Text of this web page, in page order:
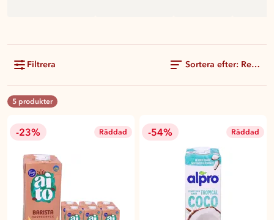
Filtrera Sortera efter:
5 produkter
-23% Räddad -54% Räddad